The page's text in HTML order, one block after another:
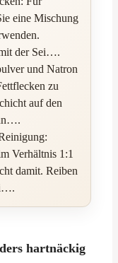
eine Mischung
der Sei….
und Natron
zu
auf den
Verhältnis 1:1
damit. Reiben
hartnäckig